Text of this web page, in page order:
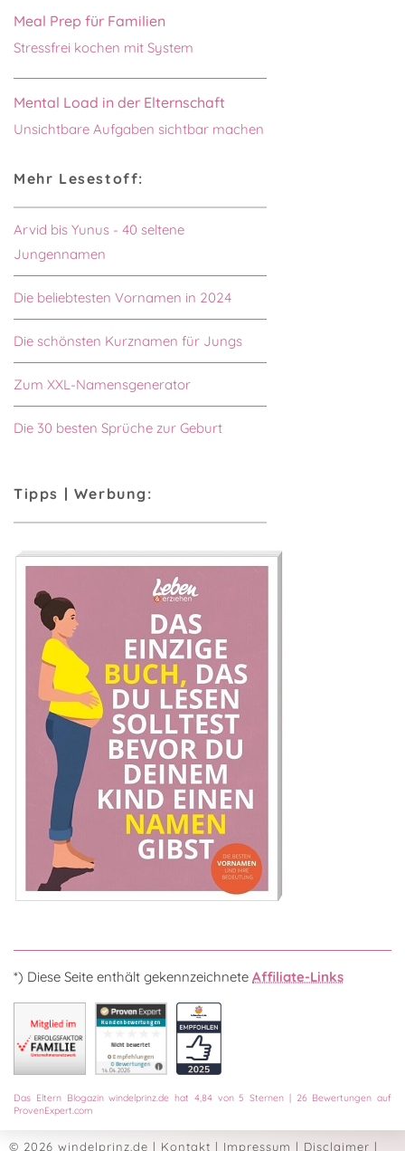
Meal Prep für Familien
Stressfrei kochen mit System
Mental Load in der Elternschaft
Unsichtbare Aufgaben sichtbar machen
Mehr Lesestoff:
Arvid bis Yunus - 40 seltene
Jungennamen
Die beliebtesten Vornamen in 2024
Die schönsten Kurznamen für Jungs
Zum XXL-Namensgenerator
Die 30 besten Sprüche zur Geburt
Tipps | Werbung:
*) Diese Seite enthält gekennzeichnete Affiliate-Links
Das Eltern Blogazin windelprinz.de hat 4,84von5 Sternen | 26Bewertungen auf
ProvenExpert.com
© 2026 windelprinz.de | Kontakt | Impressum | Disclaimer |